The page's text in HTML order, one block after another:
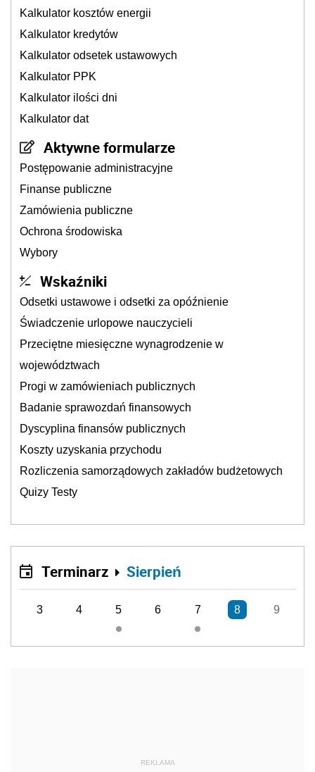
Kalkulator kosztów energii
Kalkulator kredytów
Kalkulator odsetek ustawowych
Kalkulator PPK
Kalkulator ilości dni
Kalkulator dat
Aktywne formularze
Postępowanie administracyjne
Finanse publiczne
Zamówienia publiczne
Ochrona środowiska
Wybory
Wskaźniki
Odsetki ustawowe i odsetki za opóźnienie
Świadczenie urlopowe nauczycieli
Przeciętne miesięczne wynagrodzenie w
województwach
Progi w zamówieniach publicznych
Badanie sprawozdań finansowych
Dyscyplina finansów publicznych
Koszty uzyskania przychodu
Rozliczenia samorządowych zakładów budżetowych
Quizy Testy
Terminarz Sierpień
3 4 5 6 7 8 9
REKLAMA